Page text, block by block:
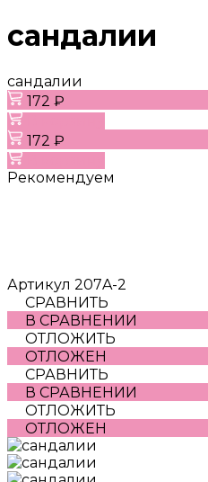
сандалии
сандалии
172 ₽
172 ₽
Рекомендуем
Артикул 207A-2
СРАВНИТЬ
В СРАВНЕНИИ
ОТЛОЖИТЬ
ОТЛОЖЕН
СРАВНИТЬ
В СРАВНЕНИИ
ОТЛОЖИТЬ
ОТЛОЖЕН